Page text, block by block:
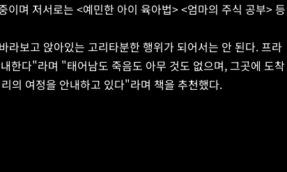
며 저서로는 <예민한 아이 육아법> <엄마의 주식 공부> 등
보고 앉아있는 고리타분한 행위가 되어서는 안 된다. 프라
한다"라며 "태어남도 죽음도 아무 것도 없으며, 그곳에 도착
의 여정을 안내하고 있다"라며 책을 추천했다.